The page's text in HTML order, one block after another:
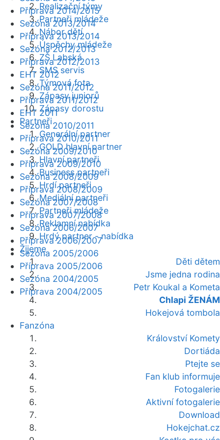
Realizační týmy
Partneři mládeže
Nábor dětí
Úspěchy mládeže
ZŠ Labská
SMS servis
Týmová fota
Zápasy juniorů
Zápasy dorostu
Partneři
Generální partner
GOLD hlavní partner
Hlavní partneři
Business partneři
Hrdí partneři
Mediální partneři
Partneři mládeže
Reklamní nabídka
Hrdý partner - nabídka
Žijeme
Děti dětem
Jsme jedna rodina
Petr Koukal a Kometa
Chlapi ŽENÁM
Hokejová tombola
Fanzóna
Království Komety
Dortiáda
Ptejte se
Fan klub informuje
Fotogalerie
Aktivní fotogalerie
Download
Hokejchat.cz
Příprava 2014/2015
Sezóna 2013/2014
Příprava 2013/2014
Sezóna 2012/2013
Příprava 2012/2013
EHT 2012
Sezóna 2011/2012
Příprava 2011/2012
EHT 2011
Sezóna 2010/2011
Příprava 2010/2011
Sezóna 2009/2010
Příprava 2009/2010
Sezóna 2008/2009
Příprava 2008/2009
Sezóna 2007/2008
Příprava 2007/2008
Sezóna 2006/2007
Příprava 2006/2007
Sezóna 2005/2006
Příprava 2005/2006
Sezóna 2004/2005
Příprava 2004/2005